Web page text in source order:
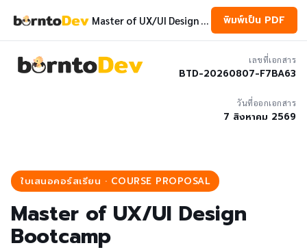
พิมพ์เป็น PDF
เลขที่เอกสาร
BTD-20260807-F7BA63
วันที่ออกเอกสาร
7 สิงหาคม 2569
ใบเสนอคอร์สเรียน · COURSE PROPOSAL
Master of UX/UI Design
Bootcamp